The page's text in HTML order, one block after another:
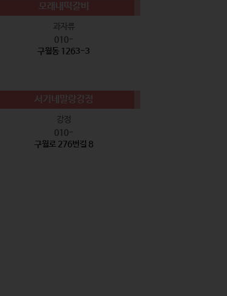
모래내떡갈비
과자류
010-
구월동 1263-3
서기네말랑강정
강정
010-
구월로 276번길 8